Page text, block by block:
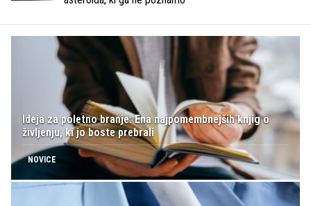
Ideja za poletno branje: Ena najpomembnejših knjig o
življenju, ki jo boste prebrali
NOVICE